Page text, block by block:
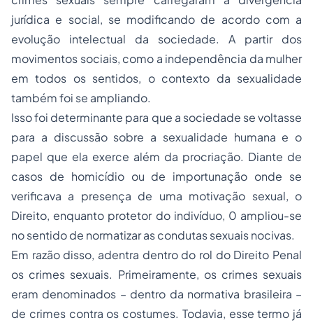
jurídica e social, se modificando de acordo com a
evolução intelectual da sociedade. A partir dos
movimentos sociais, como a independência da mulher
em todos os sentidos, o contexto da sexualidade
também foi se ampliando.
Isso foi determinante para que a sociedade se voltasse
para a discussão sobre a sexualidade humana e o
papel que ela exerce além da procriação. Diante de
casos de homicídio ou de importunação onde se
verificava a presença de uma motivação sexual, o
Direito, enquanto protetor do indivíduo, 0 ampliou-se
no sentido de normatizar as condutas sexuais nocivas.
Em razão disso, adentra dentro do rol do Direito Penal
os crimes sexuais. Primeiramente, os crimes sexuais
eram denominados – dentro da normativa brasileira –
de crimes contra os costumes. Todavia, esse termo já